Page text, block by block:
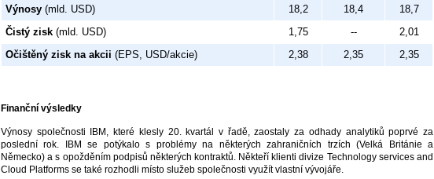
Výnosy (mld. USD) 18,2 18,4
18,7
Čistý zisk (mld. USD) 1,75 --
2,01
Očištěný zisk na akcii (EPS, USD/akcie) 2,38 2,35 2,35
Finanční výsledky
Výnosy společnosti IBM, které klesly 20. kvartál v řadě, zaostaly za odhady analytiků poprvé za
poslední rok. IBM se potýkalo s problémy na některých zahraničních trzích (Velká Británie a
Německo) a s opožděním podpisů některých kontraktů. Někteří klienti divize Technology services and
Cloud Platforms se také rozhodli místo služeb společnosti využít vlastní vývojáře.